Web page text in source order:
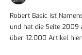
Robert Basic ist
und hat die Seite 2009
über 12.000 Artikel